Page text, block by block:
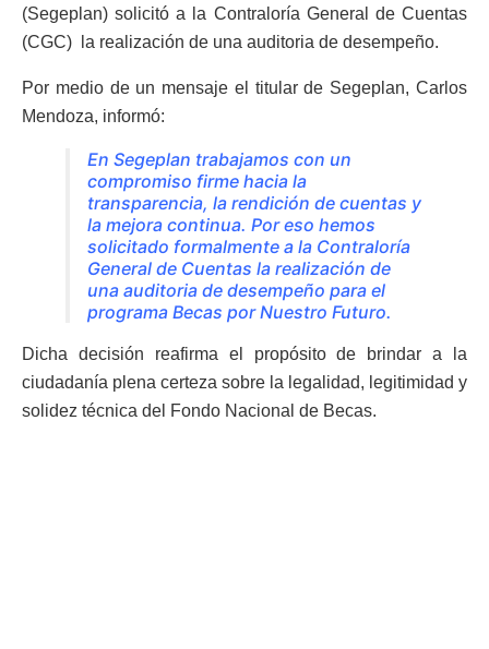
(Segeplan) solicitó a la Contraloría General de Cuentas
(CGC) la realización de una auditoria de desempeño.
Por medio de un mensaje el titular de Segeplan, Carlos
Mendoza, informó:
En Segeplan trabajamos con un
compromiso firme hacia la
transparencia, la rendición de cuentas y
la mejora continua. Por eso hemos
solicitado formalmente a la Contraloría
General de Cuentas la realización de
una auditoria de desempeño para el
programa Becas por Nuestro Futuro.
Dicha decisión reafirma el propósito de brindar a la
ciudadanía plena certeza sobre la legalidad, legitimidad y
solidez técnica del Fondo Nacional de Becas.